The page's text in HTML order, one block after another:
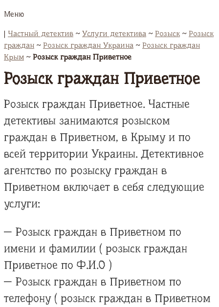
Меню
| Частный детектив ~ Услуги детектива ~ Розыск~ Розыск
граждан ~ Розыск граждан Украина ~ Розыск граждан
Крым ~ Розыск граждан Приветное
Розыск граждан Приветное
Розыск граждан Приветное. Частные
детективы занимаются розыском
граждан в Приветном, в Крыму и по
всей территории Украины. Детективное
агентство по розыску граждан в
Приветном включает в себя следующие
услуги:
— Розыск граждан в Приветном по
имени и фамилии ( розыск граждан
Приветное по Ф.И.О )
— Розыск граждан в Приветном по
телефону ( розыск граждан в Приветном